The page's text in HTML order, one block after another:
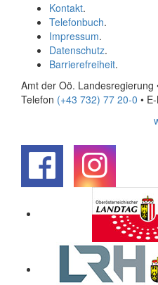
Kontakt.
Telefonbuch.
Impressum.
Datenschutz.
Barrierefreiheit.
Amt der Oö. Landesregierung
Telefon (+43 732) 77 20-0 •